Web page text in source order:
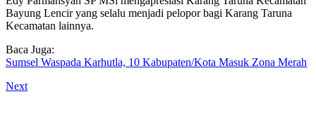
Bayung Lencir yang selalu menjadi pelopor bagi Karang Taruna
Kecamatan lainnya.
Baca Juga:
Sumsel Waspada Karhutla, 10 Kabupaten/Kota Masuk Zona Merah
Next